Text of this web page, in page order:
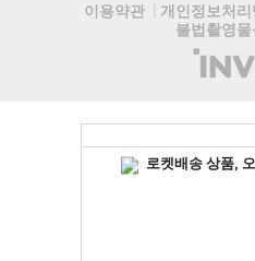
이용약관
개인정보처리
불법촬영물
(